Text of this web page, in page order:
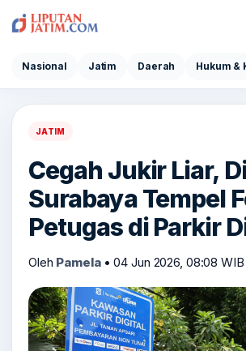
Nasional Jatim Daerah Hukum &
JATIM
Cegah Jukir Liar,
Surabaya Tempel
Petugas di Parkir
Oleh Pamela • 04 Jun 2026, 08:08 WIB